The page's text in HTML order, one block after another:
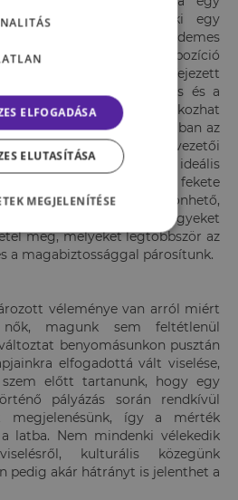
Azt találták: ha valaki egy
jelentkezik, érdemes
egy magasabb pozíció
smink jelenthet kifejezett
a rang, a presztízs és a
miatt – disszonanciát okozhat
nincs összhangban az
A kutatók szerint egy vezetői
ennek megfelelően ideális
egy erősen pigmentált fekete
Mindez pedig annak köszönhető,
határozott személyiségjegyeket
meg, melyeket legtöbbször az
a magabiztossággal párosítunk.
véleménye van arról miért
magunk sem feltétlenül
benyomásunkon pusztán
elfogadottá vált viselése,
szem előtt tartanunk, hogy egy
pályázás során rendkívül
megjelenésünk, így a mérték
latba. Nem mindenki vélekedik
kulturális közegünk
pedig akár hátrányt is jelenthet a
ELFOGADÁSA
ELUTASÍTÁSA
MEGJELENÍTÉSE